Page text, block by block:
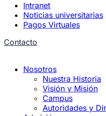
Intranet
Noticias universitarias
Pagos Virtuales
Contacto
Nosotros
Nuestra Historia
Visión y Misión
Campus
Autoridades y